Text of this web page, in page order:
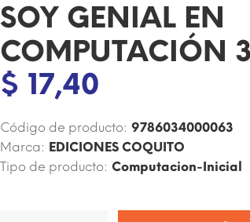
SOY GENIAL EN
COMPUTACIÓN
$ 17,40
Código de producto: 9786034000063
Marca: EDICIONES COQUITO
Tipo de producto: Computacion-Inicial